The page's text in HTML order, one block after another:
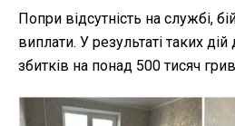
Попри відсутність на службі,
виплати. У результаті таких
збитків на понад 500 тисяч